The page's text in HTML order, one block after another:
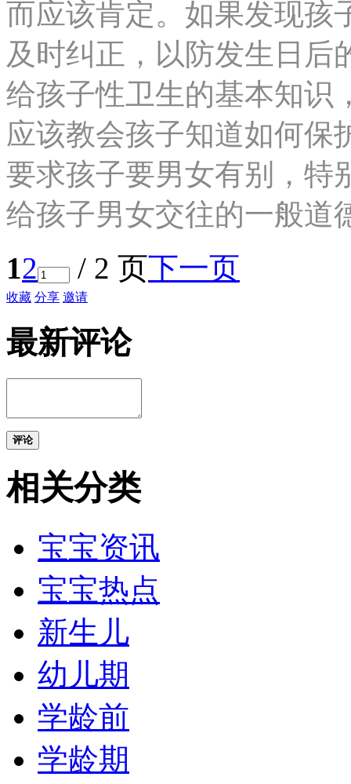
而应该肯定。如果发现孩
及时纠正，以防发生日后
给孩子性卫生的基本知识
应该教会孩子知道如何保
要求孩子要男女有别，特
给孩子男女交往的一般
12 / 2 页下一页
收藏 分享 邀请
最新评论
评论
相关分类
宝宝资讯
宝宝热点
新生儿
幼儿期
学龄前
学龄期